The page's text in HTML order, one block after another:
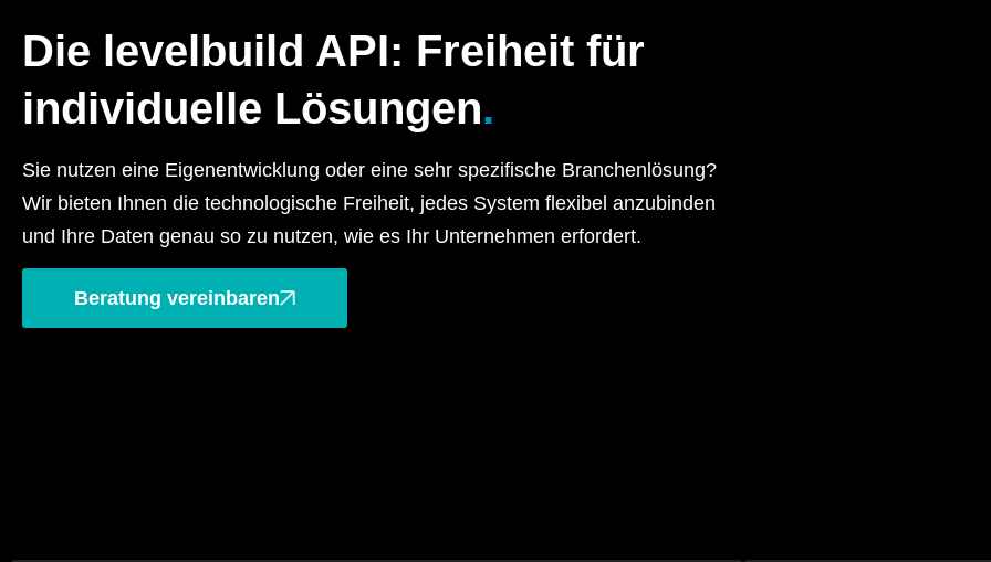
Die levelbuild API: Freiheit für
individuelle Lösungen.
Sie nutzen eine Eigenentwicklung oder eine sehr spezifische Branchenlösung?
Wir bieten Ihnen die technologische Freiheit, jedes System flexibel anzubinden
und Ihre Daten genau so zu nutzen, wie es Ihr Unternehmen erfordert.
Beratung vereinbaren